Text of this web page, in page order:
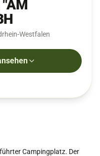
Westfalen
Campingplatz. Der